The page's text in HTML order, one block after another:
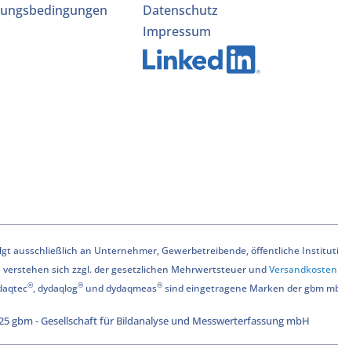
Datenschutz
Impressum
ausschließlich an Unternehmer, Gewerbetreibende, öffentliche
verstehen sich zzgl. der gesetzlichen Mehrwertsteuer undVersandkosten
®, dydaqlog®und dydaqmeas®sind eingetragene Marken der gbm
gbm - Gesellschaft für Bildanalyse und Messwerterfassung mbH